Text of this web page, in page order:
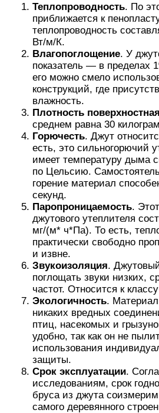
Теплопроводность. По
приближается к
теплопроводность
Вт/м/К.
Влагопоглощение. У
показатель — в пределах
его можно смело
конструкций, где
влажность.
Плотность поверхностная
среднем равна 30
Горючесть. Джут
есть, это сильногорючий
имеет температуру дыма
по Цельсию.
горение материал
секунд.
Паропроницаемость.
джутового утеплителя
мг/(м* ч*Па). То есть,
практически свободно
и извне.
Звукоизоляция.
поглощать звуки низких,
частот. Относится к
Экологичность.
никаких вредных
птиц, насекомых и
удобно, так как он не
использования
защиты.
Срок эксплуатации.
исследованиям, срок
бруса из джута
самого деревянного